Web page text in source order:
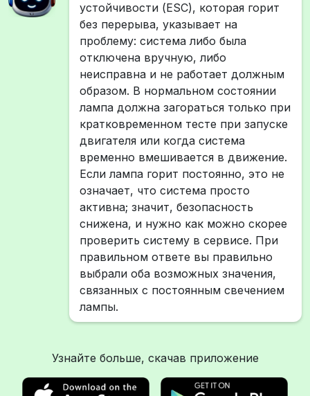
устойчивости (ESC), которая горит
без перерыва, указывает на
проблему: система либо была
отключена вручную, либо
неисправна и не работает должным
образом. В нормальном состоянии
лампа должна загораться только при
кратковременном тесте при запуске
двигателя или когда система
временно вмешивается в движение.
Если лампа горит постоянно, это не
означает, что система просто
активна; значит, безопасность
снижена, и нужно как можно скорее
проверить систему в сервисе. При
правильном ответе вы правильно
выбрали оба возможных значения,
связанных с постоянным свечением
лампы.
Узнайте больше, скачав приложение